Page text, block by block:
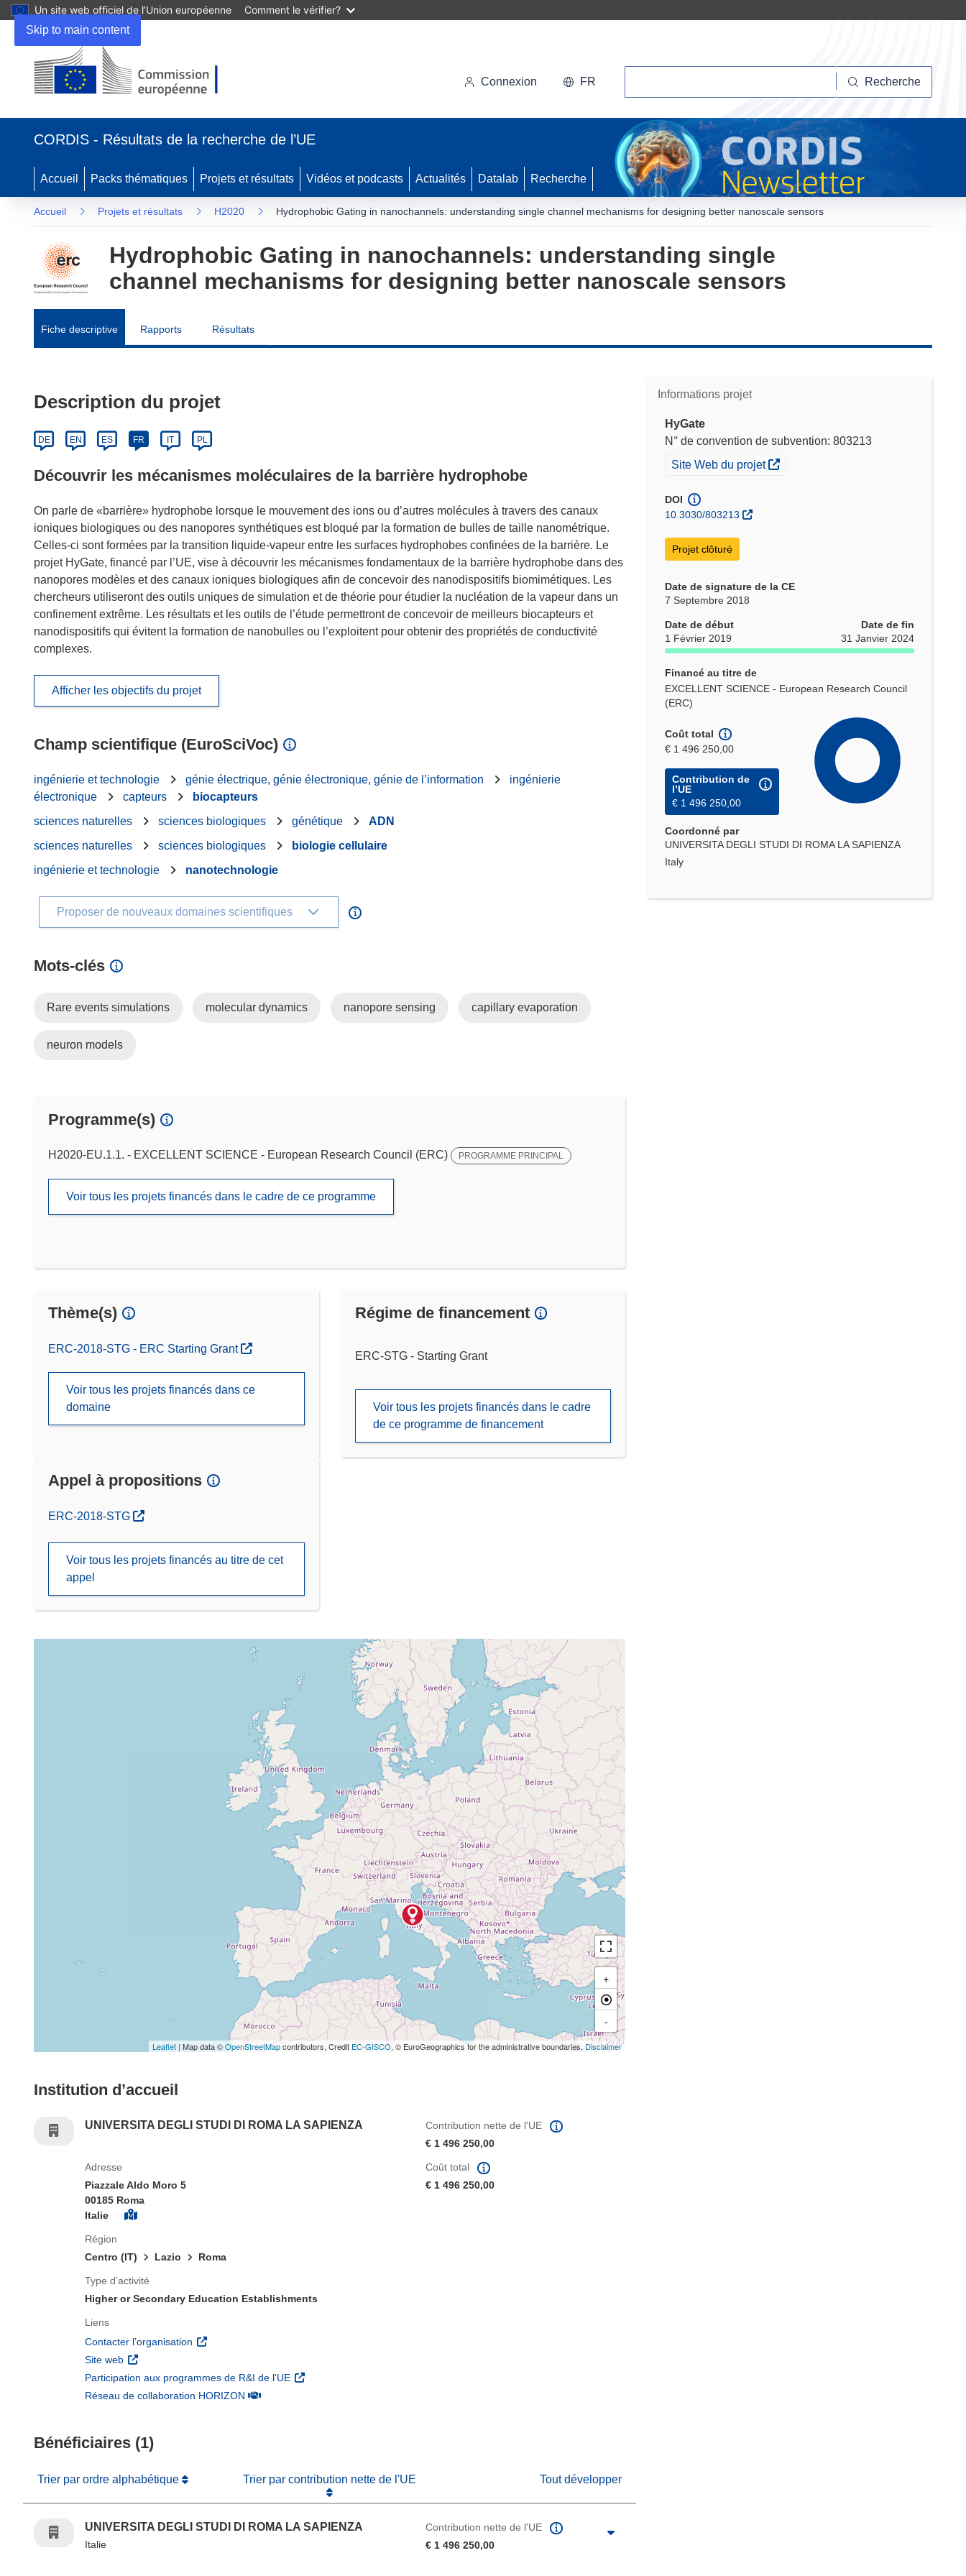
Skip to main content
Un site web officiel de l’Union européenne Comment le vérifier?
Connexion FR Recherche
CORDIS - Résultats de la recherche de l’UE
Accueil Packs thématiques Projets et résultats Vidéos et podcasts Actualités Datalab Recherche
Accueil Projets et résultats H2020 Hydrophobic Gating in nanochannels: understanding single channel mechanisms for designing better nanoscale sensors
Hydrophobic Gating in nanochannels: understanding single
channel mechanisms for designing better nanoscale sensors
Fiche descriptive Rapports Résultats
Informations projet
HyGate
N° de convention de subvention: 803213
(s’ouvre dans une nouvelle fenêtre)
Site Web du projet
DOI
10.3030/803213
Projet clôturé
Date de signature de la CE
7 Septembre 2018
Date de début
1 Février 2019
Date de fin
31 Janvier 2024
Financé au titre de
EXCELLENT SCIENCE - European Research Council
(ERC)
Coût total
€ 1 496 250,00
Contribution de
l’UE
€ 1 496 250,00
Coordonné par
UNIVERSITA DEGLI STUDI DI ROMA LA SAPIENZA
Italy
Description du projet
DE EN ES FR IT PL
Découvrir les mécanismes moléculaires de la barrière hydrophobe
On parle de «barrière» hydrophobe lorsque le mouvement des ions ou d’autres molécules à travers des canaux
ioniques biologiques ou des nanopores synthétiques est bloqué par la formation de bulles de taille nanométrique.
Celles-ci sont formées par la transition liquide-vapeur entre les surfaces hydrophobes confinées de la barrière. Le
projet HyGate, financé par l’UE, vise à découvrir les mécanismes fondamentaux de la barrière hydrophobe dans des
nanopores modèles et des canaux ioniques biologiques afin de concevoir des nanodispositifs biomimétiques. Les
chercheurs utiliseront des outils uniques de simulation et de théorie pour étudier la nucléation de la vapeur dans un
confinement extrême. Les résultats et les outils de l’étude permettront de concevoir de meilleurs biocapteurs et
nanodispositifs qui évitent la formation de nanobulles ou l’exploitent pour obtenir des propriétés de conductivité
complexes.
Afficher les objectifs du projet
Champ scientifique (EuroSciVoc)
ingénierie et technologie génie électrique, génie électronique, génie de l’information
ingénierie
électronique
capteurs
biocapteurs
sciences naturelles
sciences biologiques génétique
ADN
sciences naturelles
sciences biologiques
biologie cellulaire
ingénierie et technologie
nanotechnologie
Proposer de nouveaux domaines scientifiques
Mots‑clés
Rare events simulations molecular dynamics nanopore sensing capillary evaporation
neuron models
Programme(s)
H2020-EU.1.1. - EXCELLENT SCIENCE - European Research Council (ERC) PROGRAMME PRINCIPAL
Voir tous les projets financés dans le cadre de ce programme
Thème(s)
ERC-2018-STG - ERC Starting Grant
Voir tous les projets financés dans ce
domaine
Régime de financement
ERC-STG - Starting Grant
Voir tous les projets financés dans le cadre
de ce programme de financement
Appel à propositions
(s’ouvre dans une nouvelle fenêtre)
ERC-2018-STG
Voir tous les projets financés au titre de cet
appel
+
-
Leaflet | Map data ©OpenStreetMapcontributors, Credit EC-GISCO, © EuroGeographics for the administrative boundaries, Disclaimer
Institution d’accueil
UNIVERSITA DEGLI STUDI DI ROMA LA SAPIENZA
Contribution nette de l'UE
€ 1 496 250,00
Adresse
Piazzale Aldo Moro 5
00185 Roma
Italie
Région
Centro (IT)
Lazio Roma
Type d’activité
Higher or Secondary Education Establishments
Liens
Contacter l’organisation (s’ouvre dans une nouvelle fenêtre)
Site web (s’ouvre dans une nouvelle fenêtre)
Participation aux programmes de R&I de l'UE (s’ouvre dans une nouvelle fenêtre)
Réseau de collaboration HORIZON(s’ouvre dans une nouvelle fenêtre)
Coût total
€ 1 496 250,00
Bénéficiaires (1)
Trier par ordre alphabétique Trier par contribution nette de l'UE Tout développer
UNIVERSITA DEGLI STUDI DI ROMA LA SAPIENZA
Italie
Contribution nette de l'UE
€ 1 496 250,00